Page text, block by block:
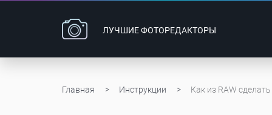
ЛУЧШИЕФОТОРЕДАКТОРЫ
Главная Инструкции Как из RAW